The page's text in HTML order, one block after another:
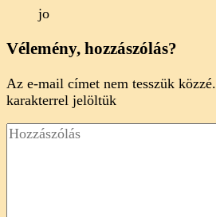
jo
Vélemény, hozzászólás?
Az e-mail címet nem tesszük közzé.
karakterrel jelöltük
Hozzászólás